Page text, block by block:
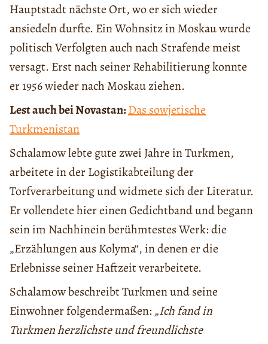
Hauptstadt nächste Ort, wo er sich wieder
ansiedeln durfte. Ein Wohnsitz in Moskau wurde
politisch Verfolgten auch nach Strafende meist
versagt. Erst nach seiner Rehabilitierung konnte
er 1956 wieder nach Moskau ziehen.
Lest auch bei Novastan:Das sowjetische
Turkmenistan
Schalamow lebte gute zwei Jahre in Turkmen,
arbeitete in der Logistikabteilung der
Torfverarbeitung und widmete sich der Literatur.
Er vollendete hier einen Gedichtband und begann
sein im Nachhinein berühmtestes Werk: die
„Erzählungen aus Kolyma“, in denen er die
Erlebnisse seiner Haftzeit verarbeitete.
Schalamow beschreibt Turkmen und seine
Einwohner folgendermaßen: „Ich fand in
Turkmen herzlichste und freundlichste